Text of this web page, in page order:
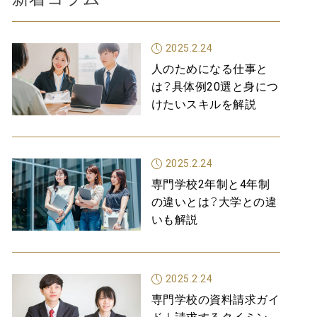
2025.2.24
人のためになる仕事と
は？具体例20選と身につ
けたいスキルを解説
2025.2.24
専門学校2年制と4年制
の違いとは？大学との違
いも解説
2025.2.24
専門学校の資料請求ガイ